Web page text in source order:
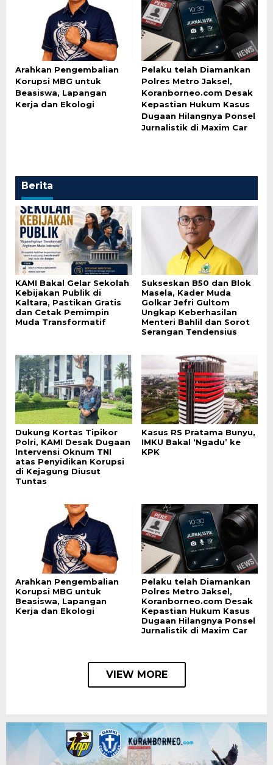
Arahkan Pengembalian
Korupsi MBG untuk
Beasiswa, Lapangan
Kerja dan Ekologi
Pelaku telah Diamankan
Polres Metro Jaksel,
Koranborneo.com Desak
Kepastian Hukum Kasus
Dugaan Hilangnya Ponsel
Jurnalistik di Maxim Car
Berita
KAMI Bakal Gelar Sekolah
Kebijakan Publik di
Kaltara, Pastikan Gratis
dan Cetak Pemimpin
Muda Transformatif
Sukseskan B50 dan Blok
Masela, Kader Muda
Golkar Jefri Gultom
Ungkap Keberhasilan
Menteri Bahlil dan Sorot
Serangan Tendensius
Dukung Kortas Tipikor
Polri, KAMI Desak Dugaan
Intervensi Oknum TNI
atas Penyidikan Korupsi
di Kejagung Diusut
Tuntas
Kasus RS Pratama Bunyu,
IMKU Bakal ‘Ngadu’ ke
KPK
Arahkan Pengembalian
Korupsi MBG untuk
Beasiswa, Lapangan
Kerja dan Ekologi
Pelaku telah Diamankan
Polres Metro Jaksel,
Koranborneo.com Desak
Kepastian Hukum Kasus
Dugaan Hilangnya Ponsel
Jurnalistik di Maxim Car
VIEW MORE